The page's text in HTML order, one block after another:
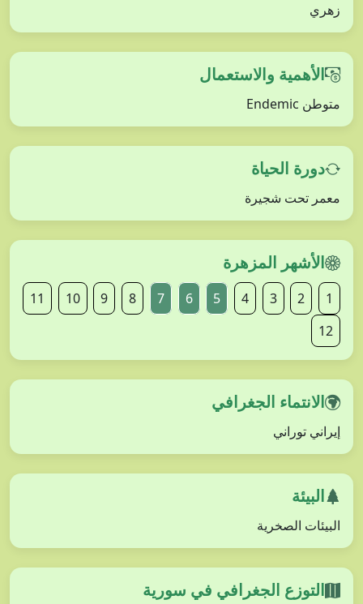
زهري
الأهمية والاستعمال
متوطن Endemic
دورة الحياة
معمر تحت شجيرة
الأشهر المزهرة
1
2
3
4
5
6
7
8
9
10
11
12
الانتماء الجغرافي
إيراني توراني
البيئة
البيئات الصخرية
التوزع الجغرافي في سورية